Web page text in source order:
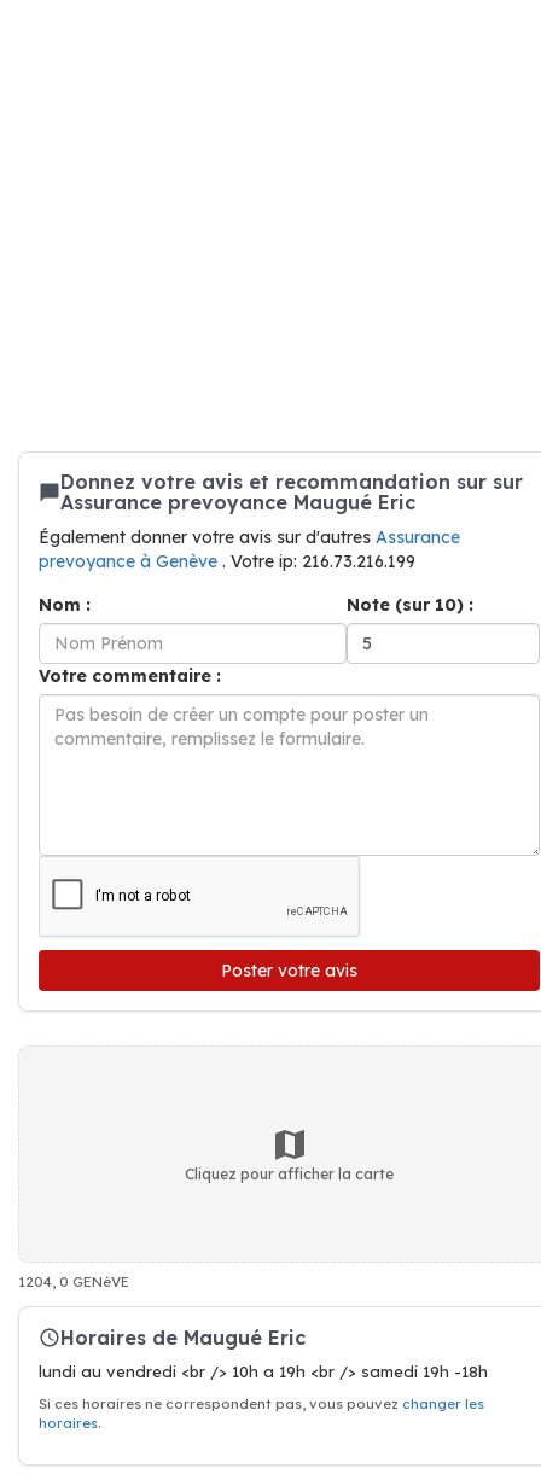
Donnez votre avis et recommandation sur sur
Assurance prevoyance Maugué Eric
Également donner votre avis sur d'autres Assurance
prevoyance à Genève . Votre ip: 216.73.216.199
Nom :
Note (sur 10) :
Votre commentaire :
Poster votre avis
Cliquez pour afficher la carte
1204, 0 GENèVE
Horaires de Maugué Eric
lundi au vendredi <br /> 10h a 19h <br /> samedi 19h -18h
Si ces horaires ne correspondent pas, vous pouvez changer les
horaires.